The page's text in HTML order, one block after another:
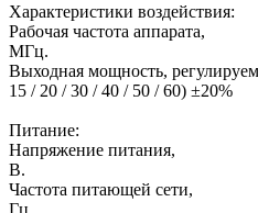
Характеристики воздействия:
Рабочая частота аппарата,
МГц. 27,12
Выходная мощность,
15 / 20 / 30 / 40 / 50 / 60) ±20%
Питание:
Напряжение питания,
В.
Частота питающей сети,
Гц.